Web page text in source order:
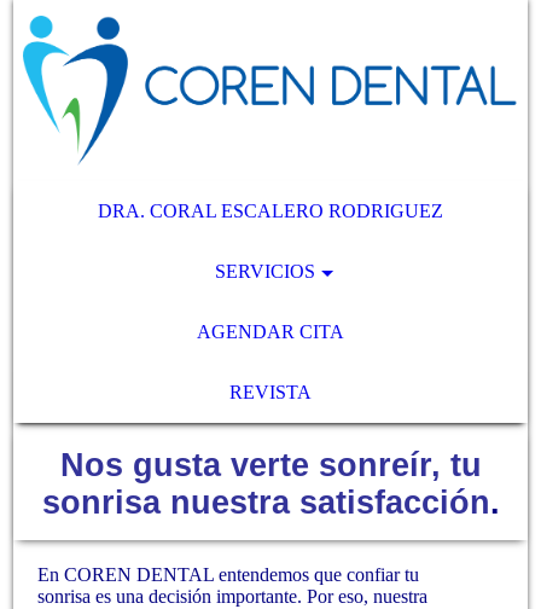
DRA. CORAL ESCALERO RODRIGUEZ
SERVICIOS
AGENDAR CITA
REVISTA
Nos gusta verte sonreír, tu
sonrisa nuestra satisfacción.
En COREN DENTAL entendemos que confiar tu
sonrisa es una decisión importante. Por eso, nuestra